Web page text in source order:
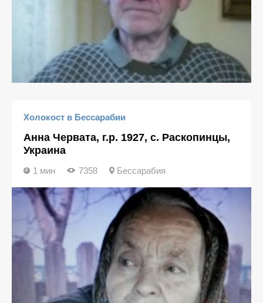
Холокост в Бессарабии
Анна Червата, г.р. 1927, с. Раскопинцы,
Украина
1 мин 7358 Бессарабия